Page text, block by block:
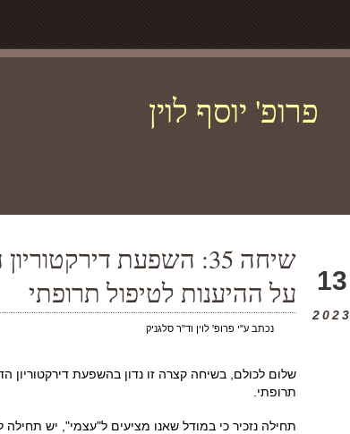
פרופ' יוסף לוין
13
2023
שיחה 35: השפעת
על ההיענות לטיפול תרופתי
נכתב ע"י פרופ' לוין וד"ר סלגניק
שלום לכולם, בשיחה קצרה זו נדון בהשפעת דירקטוריון
תרופתי.
תחילה נזכיר כי במודל שאנו מציעים ל"עצמי", יש